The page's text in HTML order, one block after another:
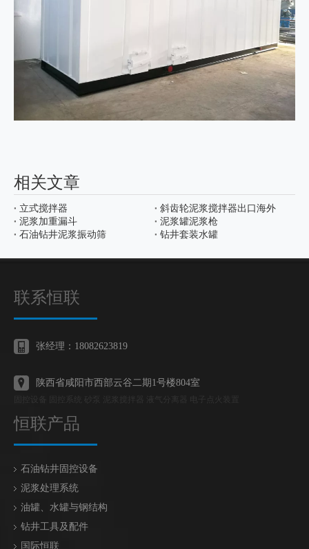
相关文章
立式搅拌器
斜齿轮泥浆搅拌器出口海外
泥浆加重漏斗
泥浆罐泥浆枪
石油钻井泥浆振动筛
钻井套装水罐
联系恒联
张经理：18082623819
陕西省咸阳市西部云谷二期1号楼804室
恒联产品
石油钻井固控设备
泥浆处理系统
油罐、水罐与钢结构
钻井工具及配件
国际恒联